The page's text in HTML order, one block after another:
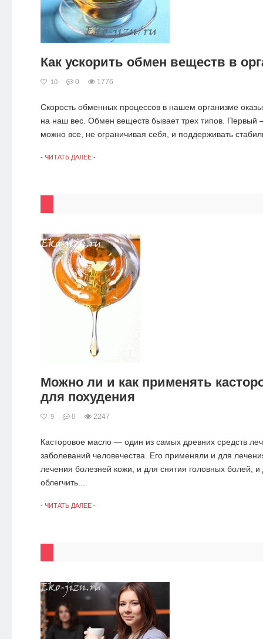
Как ускорить обмен веществ в
10 0 1776
Скорость обменных процессов в нашем организме
на наш вес. Обмен веществ бывает трех типов. Первый –
можно все, не ограничивая себя, и поддерживать
- ЧИТАТЬ ДАЛЕЕ -
Можно ли и как применять
для похудения
9 0 2247
Касторовое масло — один из самых древних средств
заболеваний человечества. Его применяли и для
лечения болезней кожи, и для снятия головных болей,
облегчить...
- ЧИТАТЬ ДАЛЕЕ -